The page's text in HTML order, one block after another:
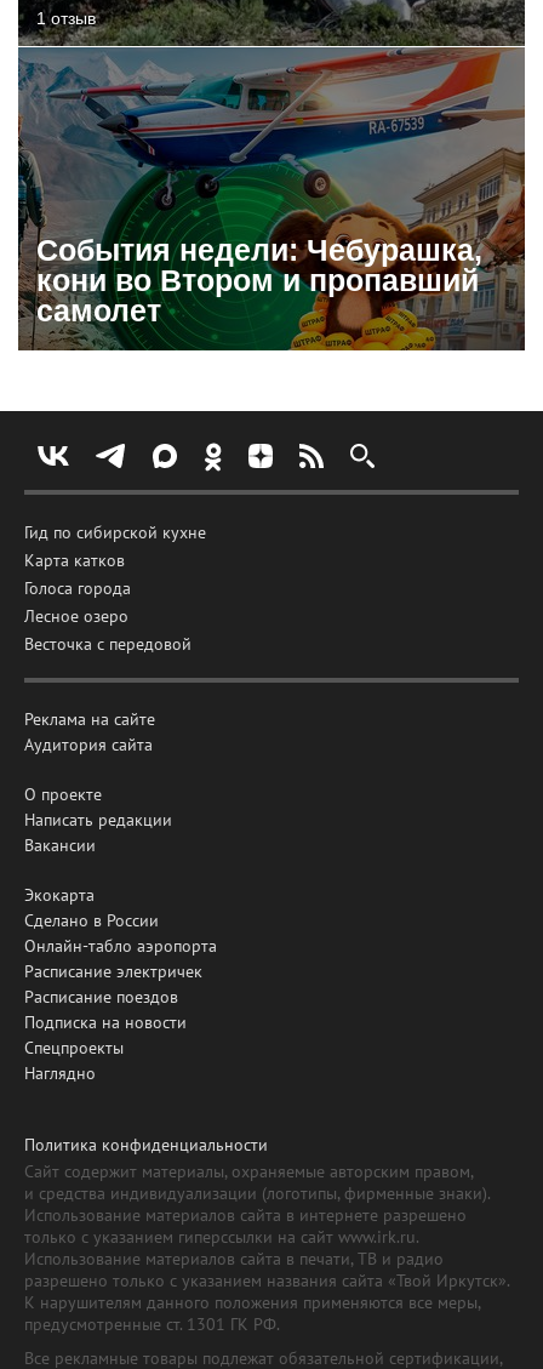
1 отзыв
События недели: Чебурашка,
кони во Втором и пропавший
самолет
Гид по сибирской кухне
Карта катков
Голоса города
Лесное озеро
Весточка с передовой
Реклама на сайте
Аудитория сайта
О проекте
Написать редакции
Вакансии
Экокарта
Сделано в России
Онлайн-табло аэропорта
Расписание электричек
Расписание поездов
Подписка на новости
Спецпроекты
Наглядно
Политика конфиденциальности
Сайт содержит материалы, охраняемые авторским правом,
и средства индивидуализации (логотипы, фирменные знаки).
Использование материалов сайта в интернете разрешено
только с указанием гиперссылки на сайт www.irk.ru.
Использование материалов сайта в печати, ТВ и радио
разрешено только с указанием названия сайта «Твой Иркутск».
К нарушителям данного положения применяются все меры,
предусмотренные ст. 1301 ГК РФ.
Все рекламные товары подлежат обязательной сертификации,